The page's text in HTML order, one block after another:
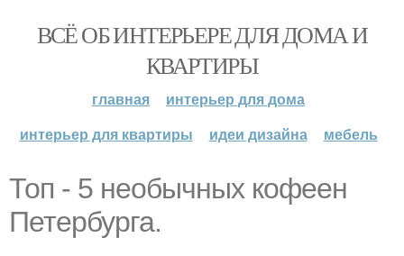
ВСЁ ОБ ИНТЕРЬЕРЕ ДЛЯ ДОМА И
КВАРТИРЫ
главная
интерьер для дома
интерьер для квартиры
идеи дизайна мебель
Топ - 5 необычных кофеен
Петербурга.